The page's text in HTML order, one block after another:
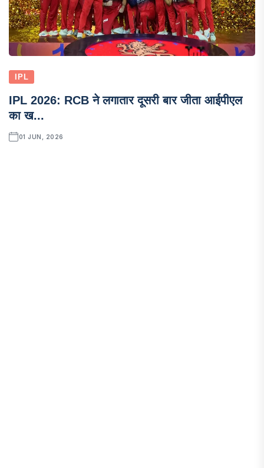
IPL
IPL 2026: RCB ने लगातार दूसरी बार जीता आईपीएल
का ख...
01 JUN, 2026